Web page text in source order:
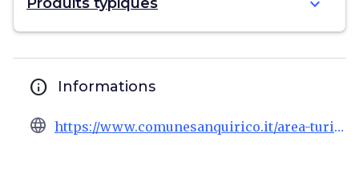
expand_more
info Informations
language https://www.comunesanquirico.it/area-turismo/